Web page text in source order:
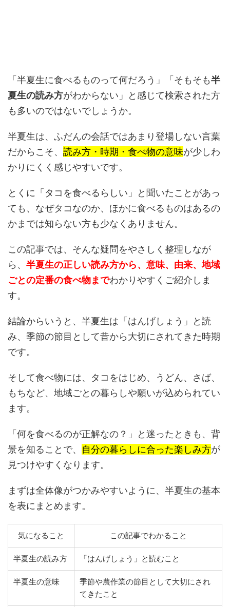
「半夏生に食べるものって何だろう」「そもそも半
夏生の読み方がわからない」と感じて検索された方
も多いのではないでしょうか。
半夏生は、ふだんの会話ではあまり登場しない言葉
だからこそ、 読み方・時期・食べ物の意味が少しわ
かりにくく感じやすいです。
とくに「タコを食べるらしい」と聞いたことがあっ
ても、なぜタコなのか、ほかに食べるものはあるの
かまでは知らない方も少なくありません。
この記事では、そんな疑問をやさしく整理しなが
ら、 半夏生の正しい読み方から、意味、由来、地域
ごとの定番の食べ物までわかりやすくご紹介しま
す。
結論からいうと、半夏生は「はんげしょう」と読
み、季節の節目として昔から大切にされてきた時期
です。
そして食べ物には、タコをはじめ、うどん、さば、
もちなど、地域ごとの暮らしや願いが込められてい
ます。
「何を食べるのが正解なの？」と迷ったときも、背
景を知ることで、 自分の暮らしに合った楽しみ方が
見つけやすくなります。
まずは全体像がつかみやすいように、半夏生の基本
を表にまとめます。
気になること この記事でわかること
半夏生の読み方 「はんげしょう」と読むこと
半夏生の意味
季節や農作業の節目として大切にされ
てきたこと